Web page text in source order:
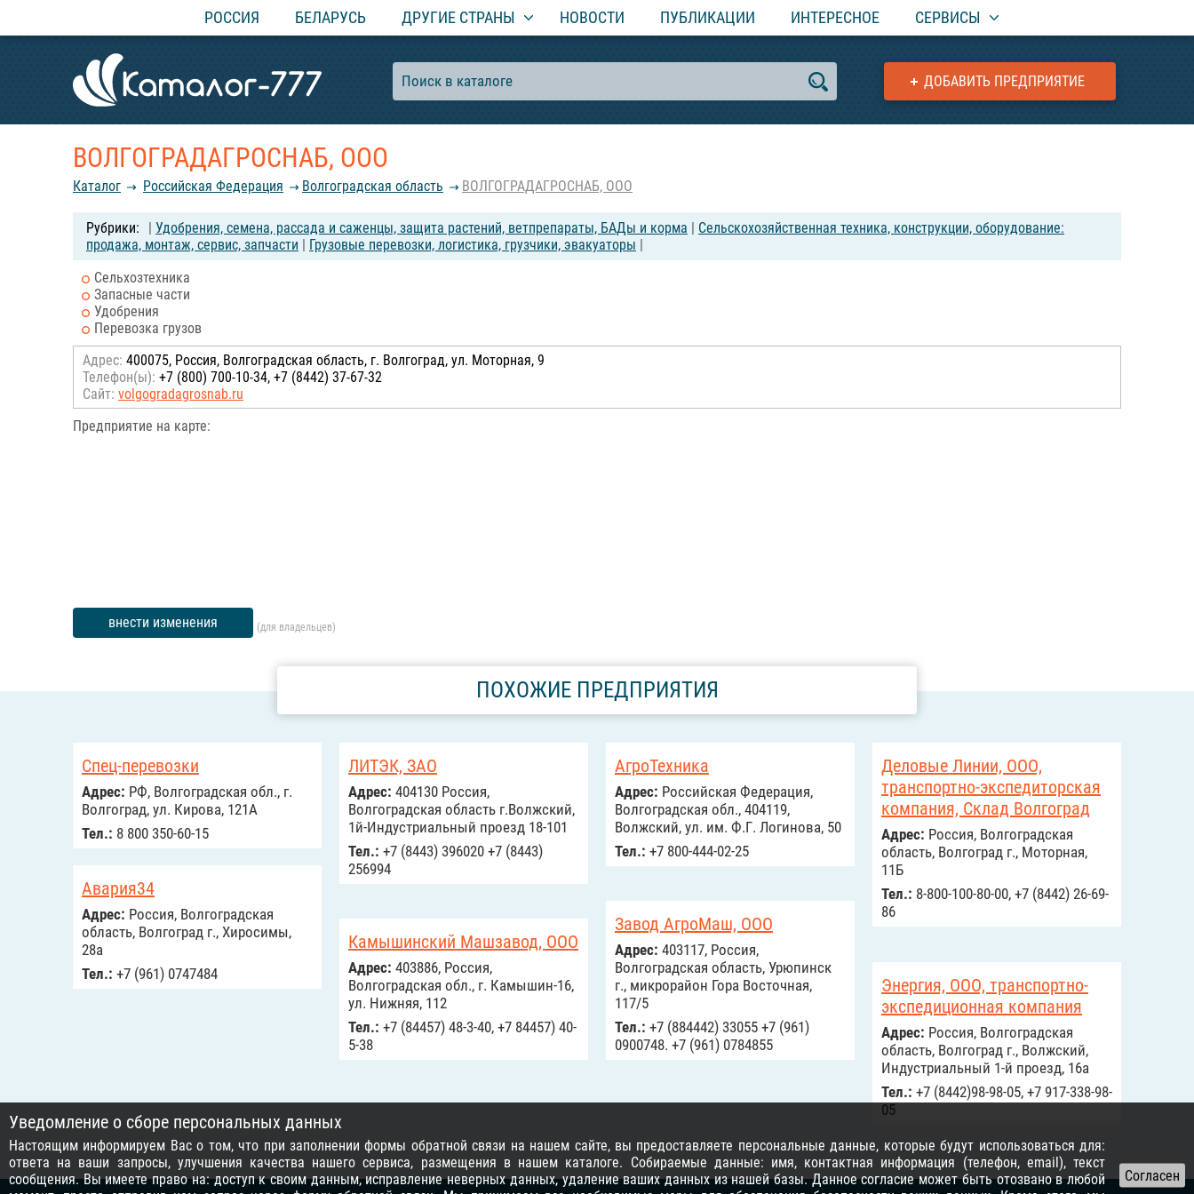
РОССИЯ БЕЛАРУСЬ ДРУГИЕ СТРАНЫ НОВОСТИ ПУБЛИКАЦИИ ИНТЕРЕСНОЕ СЕРВИСЫ
ДОБАВИТЬ ПРЕДПРИЯТИЕ
ВОЛГОГРАДАГРОСНАБ, ООО
Каталог Российcкая Федерация Волгоградская область ВОЛГОГРАДАГРОСНАБ, ООО
| Удобрения, семена, рассада и саженцы, защита растений, ветпрепараты, БАДы и корма | Сельскохозяйственная техника, конструкции, оборудование:
продажа, монтаж, сервис, запчасти | Грузовые перевозки, логистика, грузчики, эвакуаторы |
Сельхозтехника
Запасные части
Удобрения
Перевозка грузов
Адрес: 400075, Россия, Волгоградская область, г. Волгоград, ул. Моторная, 9
Телефон(ы): +7 (800) 700-10-34, +7 (8442) 37-67-32
Сайт: volgogradagrosnab.ru
Предприятие на карте:
внести изменения (для владельцев)
ПОХОЖИЕ ПРЕДПРИЯТИЯ
Спец-перевозки
Адрес: РФ, Волгоградская обл., г.
Волгоград, ул. Кирова, 121А
Тел.: 8 800 350-60-15
ЛИТЭК, ЗАО
Адрес: 404130 Россия,
Волгоградская область г.Волжский,
1й-Индустриальный проезд 18-101
Тел.: +7 (8443) 396020 +7 (8443)
256994
АгроТехника
Адрес: Российcкая Федерация,
Волгоградская обл., 404119,
Волжский, ул. им. Ф.Г. Логинова, 50
Тел.: +7 800-444-02-25
Деловые Линии, ООО,
транспортно-экспедиторская
компания, Склад Волгоград
Адрес: Россия, Волгоградская
область, Волгоград г., Моторная,
11Б
Тел.: 8-800-100-80-00, +7 (8442) 26-69-
86
Авария34
Адрес: Россия, Волгоградская
область, Волгоград г., Хиросимы,
28а
Тел.: +7 (961) 0747484
Завод АгроМаш, ООО
Адрес: 403117, Россия,
Волгоградская область, Урюпинск
г., микрорайон Гора Восточная,
117/5
Тел.: +7 (884442) 33055 +7 (961)
0900748. +7 (961) 0784855
Камышинский Машзавод, ООО
Адрес: 403886, Россия,
Волгоградская обл., г. Камышин-16,
ул. Нижняя, 112
Тел.: +7 (84457) 48-3-40, +7 84457) 40-
5-38
Энергия, ООО, транспортно-
экспедиционная компания
Адрес: Россия, Волгоградская
область, Волгоград г., Волжский,
Индустриальный 1-й проезд, 16а
Тел.: +7 (8442)98-98-05, +7 917-338-98-
05
Уведомление о сборе персональных данных
Настоящим информируем Вас о том, что при заполнении формы обратной связи на нашем сайте, вы предоставляете персональные данные, которые будут использоваться для:
ответа на ваши запросы, улучшения качества нашего сервиса, размещения в нашем каталоге. Собираемые данные: имя, контактная информация (телефон, email), текст
сообщения. Вы имеете право на: доступ к своим данным, исправление неверных данных, удаление ваших данных из нашей базы. Данное согласие может быть отозвано в любой